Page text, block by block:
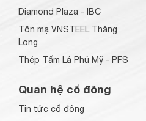
Diamond Plaza - IBC
Tôn mạ VNSTEEL Thăng
Long
Thép Tấm Lá Phú Mỹ - PFS
Quan hệ cổ đông
Tin tức cổ đông